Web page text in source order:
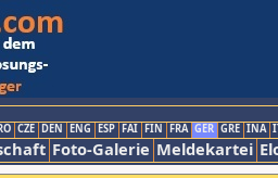
CZE DEN ENG ESP FAI FIN FRA GER GRE INA
Foto-Galerie Meldekartei